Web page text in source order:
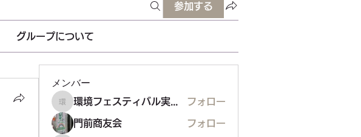
参加する
グループについて
メンバー
環境フェスティバル実行委員会
環境フェスティバル実行委員会 フォロー
門前商友会 フォロー